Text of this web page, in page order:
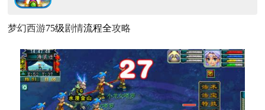
梦幻西游75级剧情流程全攻略